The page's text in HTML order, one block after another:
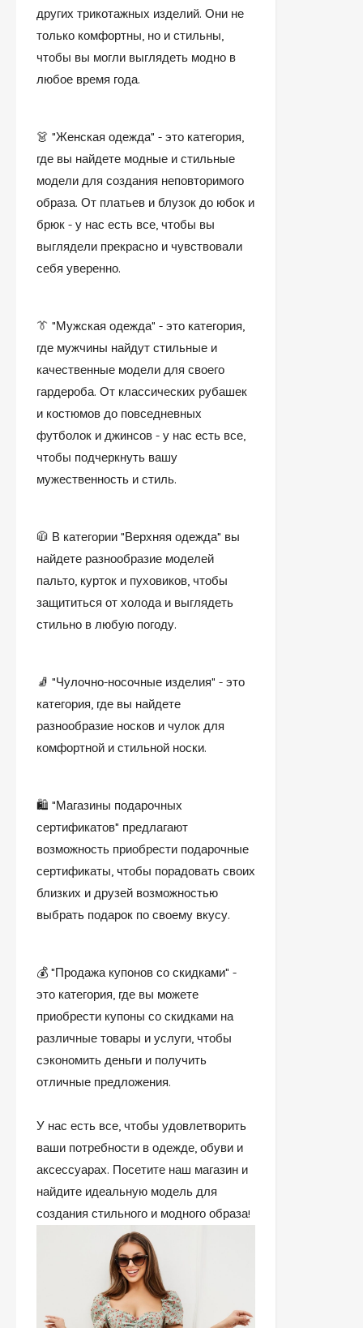
других трикотажных изделий. Они не
только комфортны, но и стильны,
чтобы вы могли выглядеть модно в
любое время года.
👗 "Женская одежда" - это категория,
где вы найдете модные и стильные
модели для создания неповторимого
образа. От платьев и блузок до юбок и
брюк - у нас есть все, чтобы вы
выглядели прекрасно и чувствовали
себя уверенно.
👔 "Мужская одежда" - это категория,
где мужчины найдут стильные и
качественные модели для своего
гардероба. От классических рубашек
и костюмов до повседневных
футболок и джинсов - у нас есть все,
чтобы подчеркнуть вашу
мужественность и стиль.
🧥 В категории "Верхняя одежда" вы
найдете разнообразие моделей
пальто, курток и пуховиков, чтобы
защититься от холода и выглядеть
стильно в любую погоду.
🧦 "Чулочно-носочные изделия" - это
категория, где вы найдете
разнообразие носков и чулок для
комфортной и стильной носки.
🛍️ "Магазины подарочных
сертификатов" предлагают
возможность приобрести подарочные
сертификаты, чтобы порадовать своих
близких и друзей возможностью
выбрать подарок по своему вкусу.
💰 "Продажа купонов со скидками" -
это категория, где вы можете
приобрести купоны со скидками на
различные товары и услуги, чтобы
сэкономить деньги и получить
отличные предложения.
У нас есть все, чтобы удовлетворить
ваши потребности в одежде, обуви и
аксессуарах. Посетите наш магазин и
найдите идеальную модель для
создания стильного и модного образа!